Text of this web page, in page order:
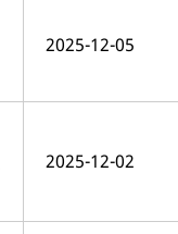
2025-12-05
2025-12-02